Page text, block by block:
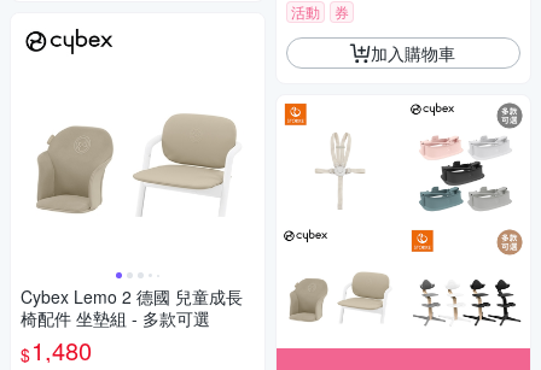
Cybex Lemo 2 德國 兒童成長
椅配件 坐墊組 - 多款可選
$1,480
活動 券
加入購物車